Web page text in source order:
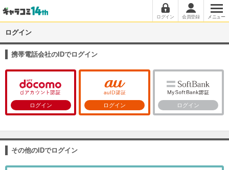
ログイン 会員登録 メニュー
ログイン
携帯電話会社のIDでログイン
ログイン ログイン ログイン
その他のIDでログイン